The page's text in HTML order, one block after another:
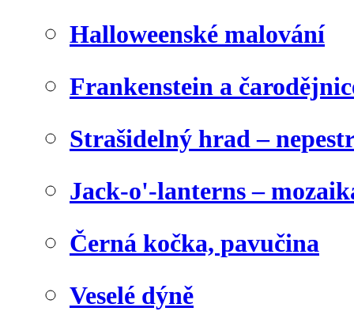
Halloweenské malování
Frankenstein a
Strašidelný hrad –
Jack-o'-lanterns –
Černá kočka, pavučina
Veselé dýně